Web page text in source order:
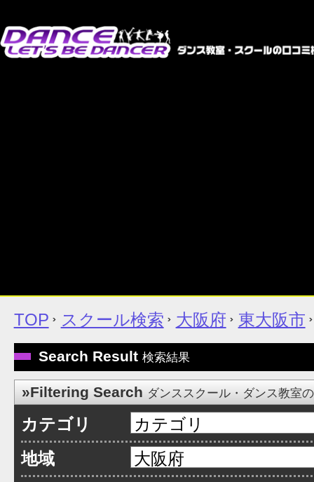
TOP スクール検索 大阪府 東大阪市
Search Result 検索結果
»Filtering Search ダンススクール・ダンス教室
カテゴリ
地域